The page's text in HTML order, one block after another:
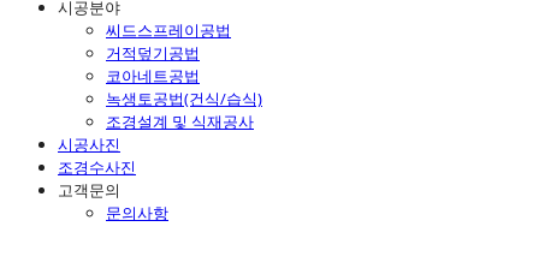
시공분야
씨드스프레이공법
거적덮기공법
코아네트공법
녹생토공법(건식/습식)
조경설계 및 식재공사
시공사진
조경수사진
고객문의
문의사항